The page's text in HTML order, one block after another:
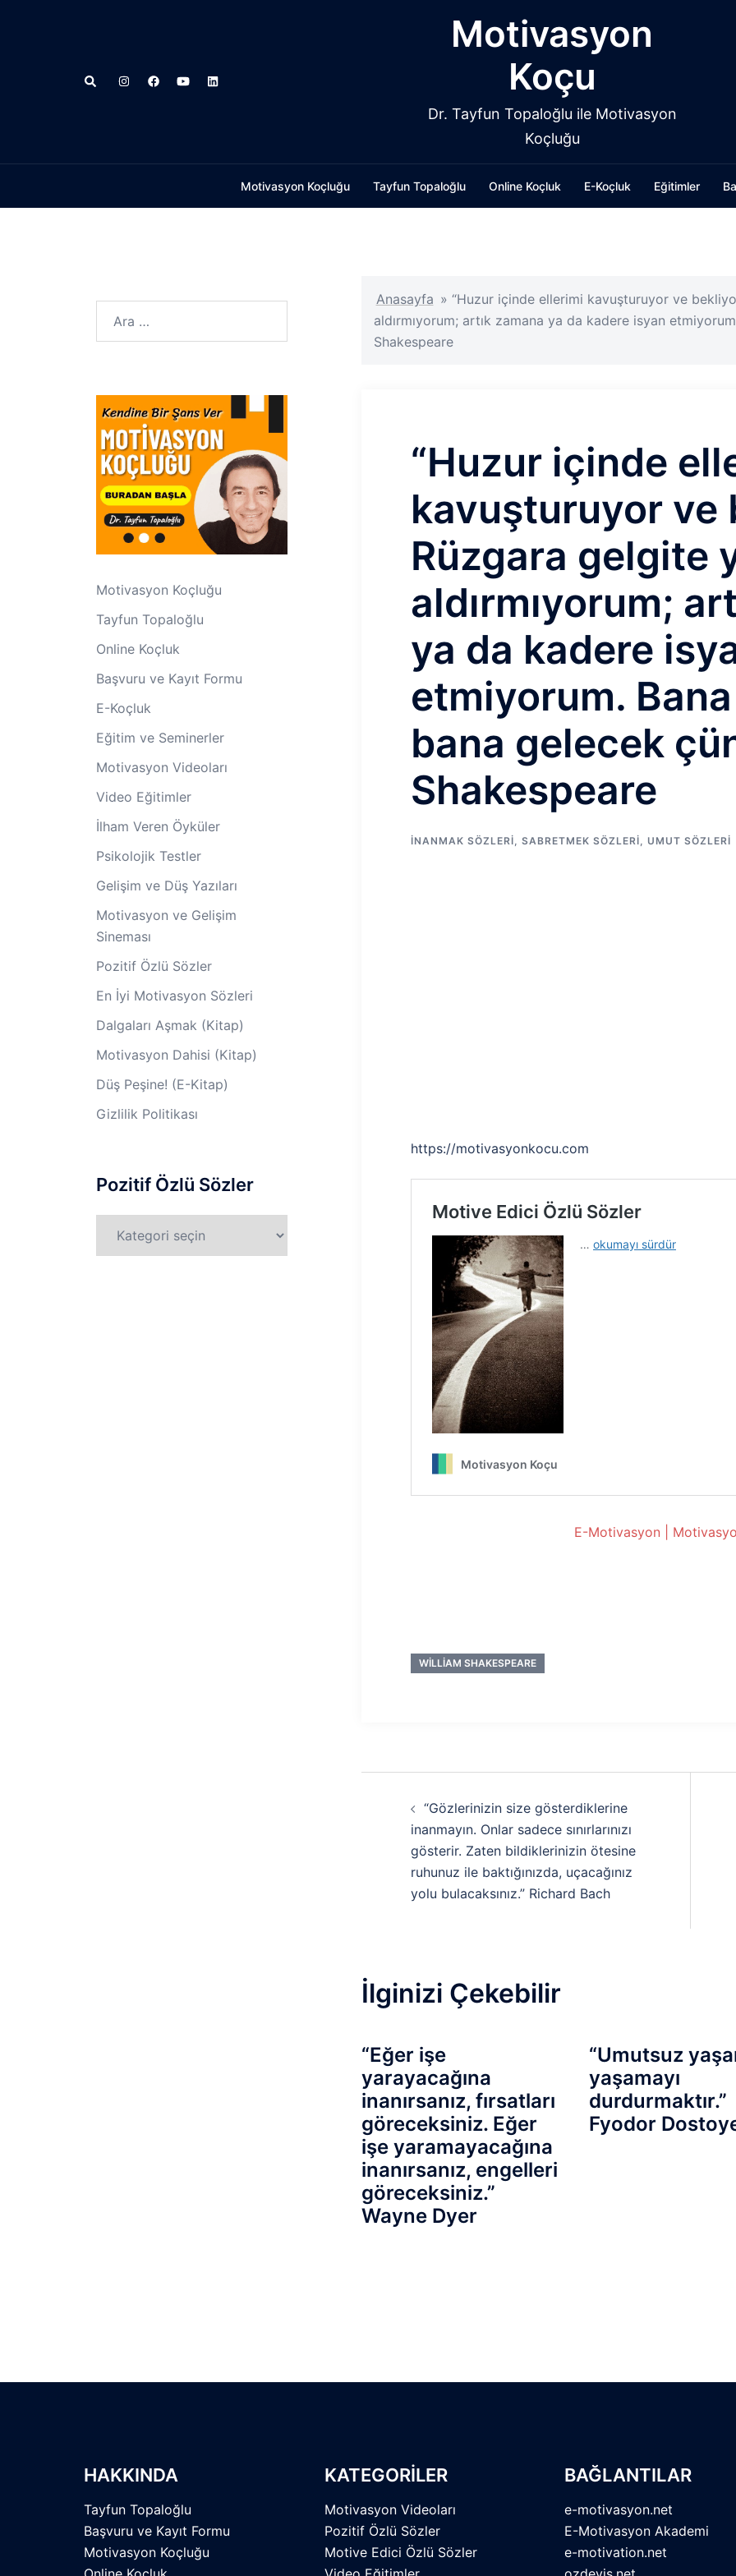
Search
Motivasyon
Koçu
Dr. Tayfun Topaloğlu ile Motivasyon
Koçluğu
Motivasyon Koçluğu Tayfun Topaloğlu Online Koçluk E-Koçluk Eğitimler
Anasayfa » “Huzur içinde ellerimi kavuşturuyor ve
aldırmıyorum; artık zamana ya da kadere isyan
Shakespeare
“Huzur içinde
kavuşturuyor ve
Rüzgara gelgite
aldırmıyorum;
ya da kadere
etmiyorum.
bana gelecek
Shakespeare
İNANMAK SÖZLERI, SABRETMEK SÖZLERI, UMUT SÖZLERI
https://motivasyonkocu.com
E-Motivasyon |
WILLIAM SHAKESPEARE
dolaşımı
“Gözlerinizin size gösterdiklerine
inanmayın. Onlar sadece sınırlarınızı
gösterir. Zaten bildiklerinizin ötesine
ruhunuz ile baktığınızda, uçacağınız
yolu bulacaksınız.” Richard Bach
İlginizi Çekebilir
“Eğer işe
yarayacağına
inanırsanız, fırsatları
göreceksiniz. Eğer
işe yaramayacağına
inanırsanız, engelleri
göreceksiniz.”
Wayne Dyer
“Umutsuz
yaşamayı
durdurmaktır.”
Fyodor
Motivasyon Koçluğu
Tayfun Topaloğlu
Online Koçluk
Başvuru ve Kayıt Formu
E-Koçluk
Eğitim ve Seminerler
Motivasyon Videoları
Video Eğitimler
İlham Veren Öyküler
Psikolojik Testler
Gelişim ve Düş Yazıları
Motivasyon ve Gelişim
Sineması
Pozitif Özlü Sözler
En İyi Motivasyon Sözleri
Dalgaları Aşmak (Kitap)
Motivasyon Dahisi (Kitap)
Düş Peşine! (E-Kitap)
Gizlilik Politikası
Pozitif Özlü Sözler
Özlü
HAKKINDA
Tayfun Topaloğlu
Başvuru ve Kayıt Formu
Motivasyon Koçluğu
KATEGORİLER
Motivasyon Videoları
Pozitif Özlü Sözler
Motive Edici Özlü Sözler
BAĞLANTILAR
e-motivasyon.net
E-Motivasyon Akademi
e-motivation.net